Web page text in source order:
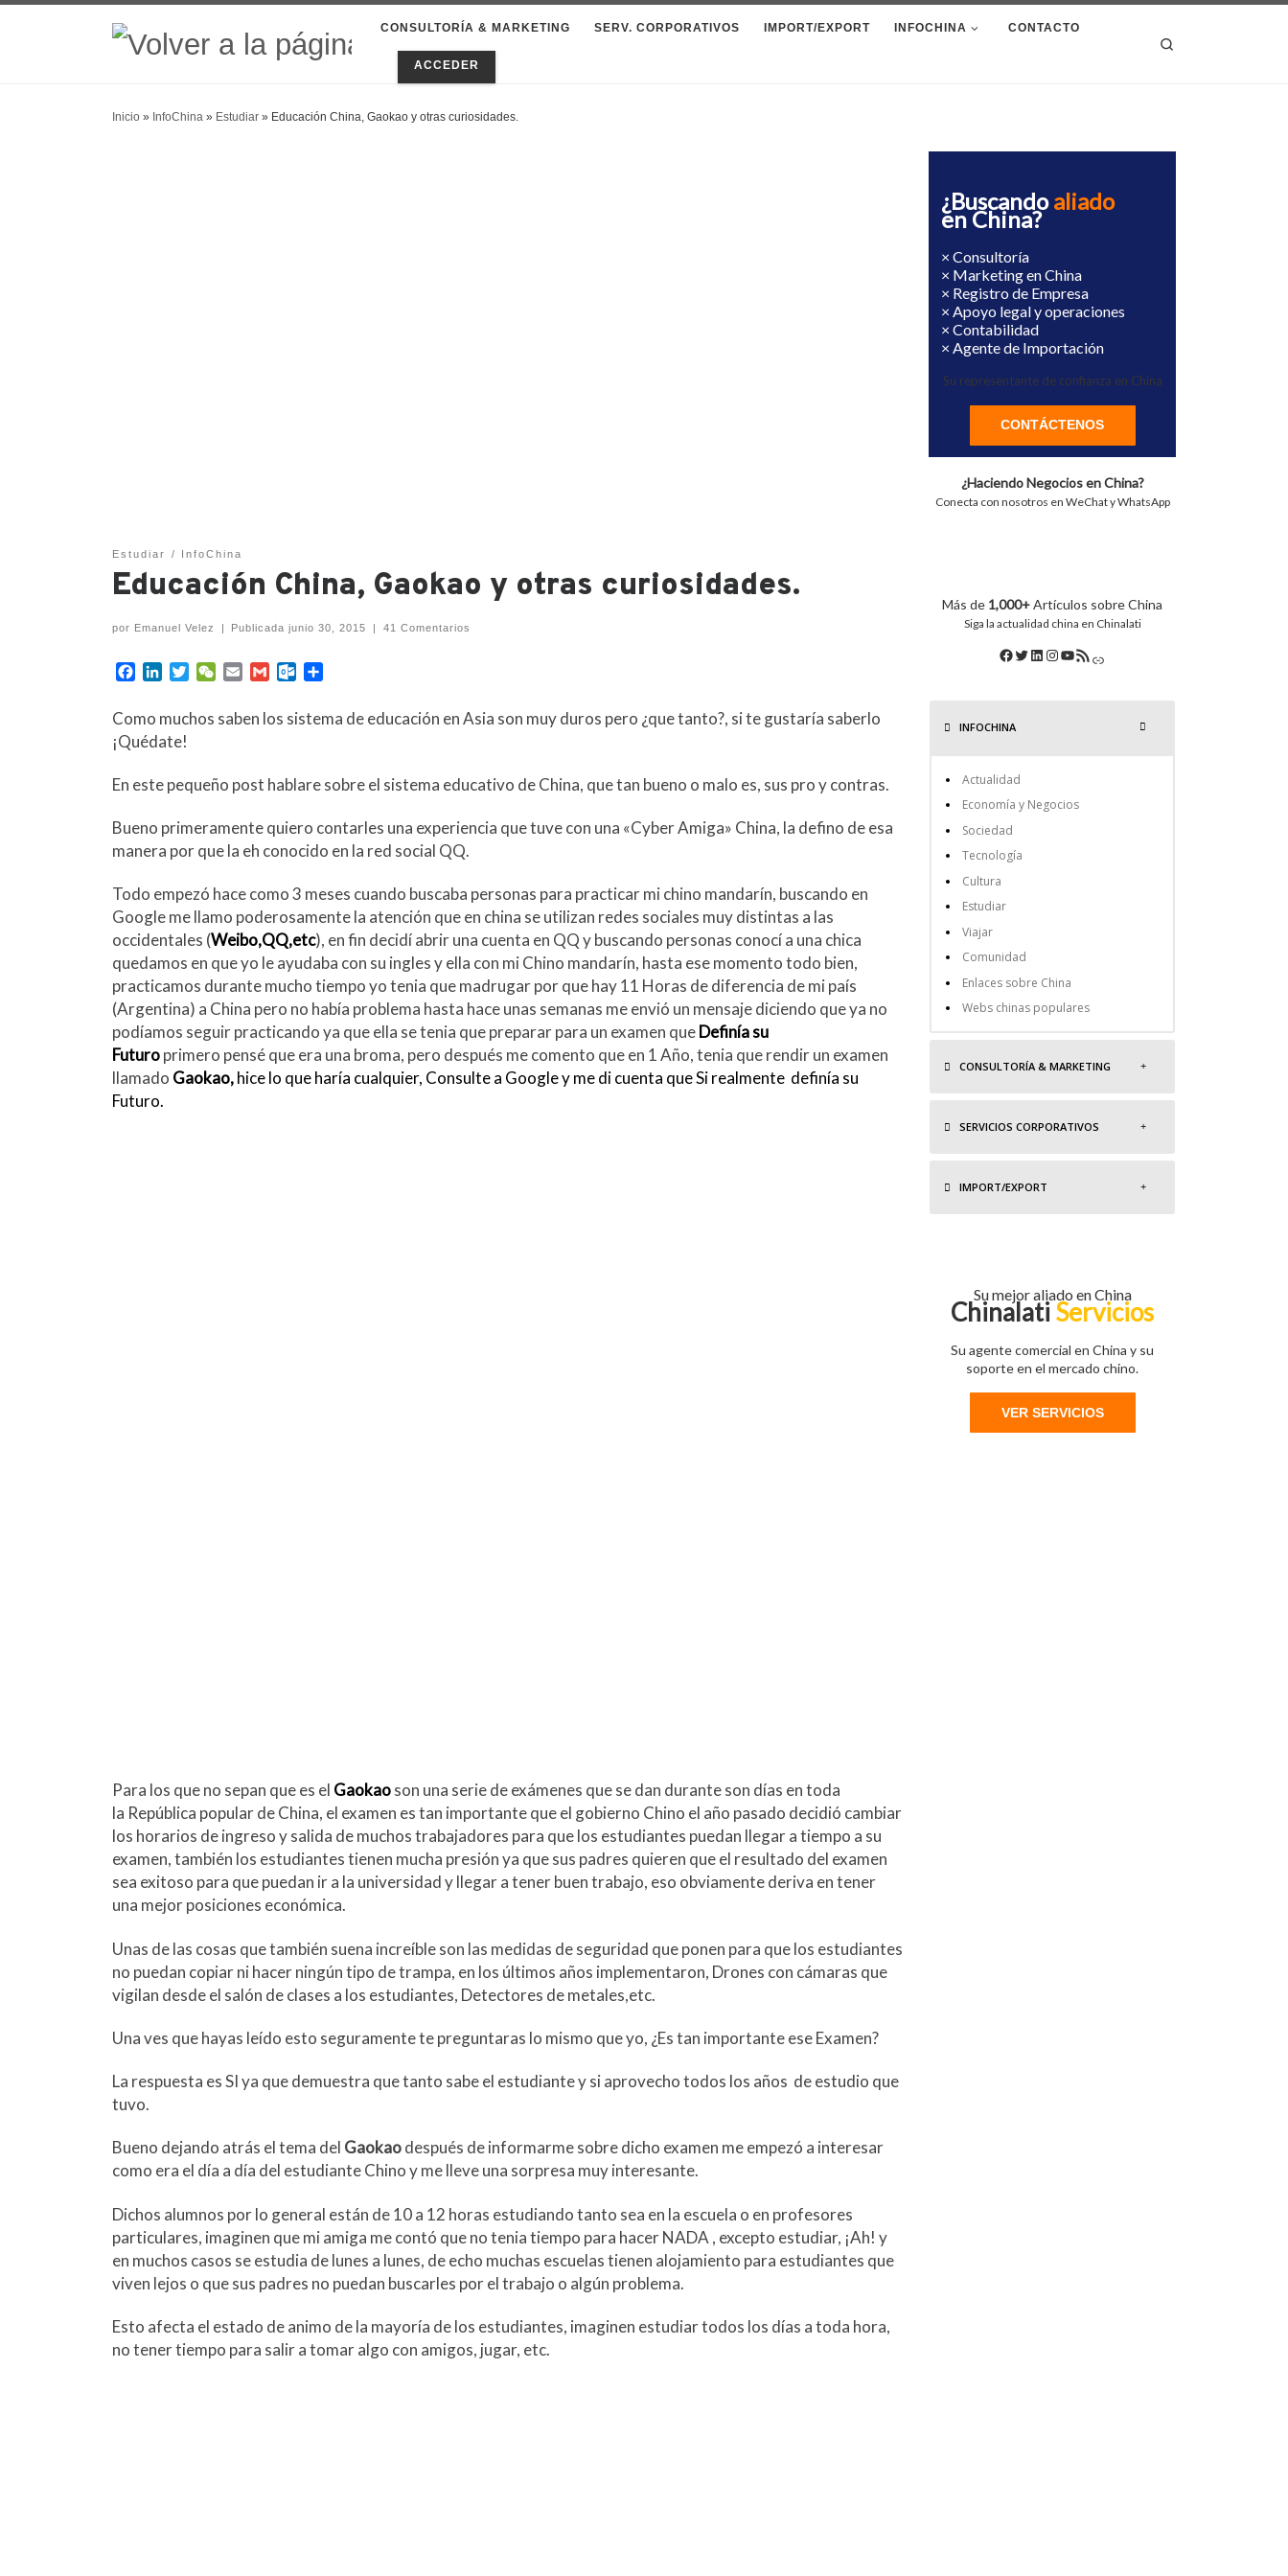
CONSULTORÍA & MARKETING SERV. CORPORATIVOS IMPORT/EXPORT INFOCHINA CONTACTO
ACCEDER
Inicio » InfoChina » Estudiar » Educación China, Gaokao y otras curiosidades.
Estudiar InfoChina
Educación China, Gaokao y otras curiosidades.
por Emanuel Velez | Publicadajunio 30, 2015 | 41 Comentarios
e
b
o
k
e
I
i
t
r
W
h
i
G
i
t
l
k
c
p
t
r
Como muchos saben los sistema de educación en Asia son muy duros pero ¿que tanto?, si te gustaría saberlo
¡Quédate!
En este pequeño post hablare sobre el sistema educativo de China, que tan bueno o malo es, sus pro y contras.
Bueno primeramente quiero contarles una experiencia que tuve con una «Cyber Amiga» China, la defino de esa
manera por que la eh conocido en la red social QQ.
Todo empezó hace como 3 meses cuando buscaba personas para practicar mi chino mandarín, buscando en
Google me llamo poderosamente la atención que en china se utilizan redes sociales muy distintas a las
occidentales (Weibo,QQ,etc), en fin decidí abrir una cuenta en QQ y buscando personas conocí a una chica
quedamos en que yo le ayudaba con su ingles y ella con mi Chino mandarín, hasta ese momento todo bien,
practicamos durante mucho tiempo yo tenia que madrugar por que hay 11 Horas de diferencia de mi país
(Argentina) a China pero no había problema hasta hace unas semanas me envió un mensaje diciendo que ya no
podíamos seguir practicando ya que ella se tenia que preparar para un examen queDefinía su
Futuroprimero pensé que era una broma, pero después me comento que en 1 Año, tenia que rendir un examen
llamado Gaokao,hice lo que haría cualquier, Consulte a Google y me di cuenta que Si realmente definía su
Futuro.
Para los que no sepan que es el Gaokaoson una serie de exámenes que se dan durante son días en toda
la República popular de China, el examen es tan importante que el gobierno Chino el año pasado decidió cambiar
los horarios de ingreso y salida de muchos trabajadores para que los estudiantes puedan llegar a tiempo a su
examen, también los estudiantes tienen mucha presión ya que sus padres quieren que el resultado del examen
sea exitoso para que puedan ir a la universidad y llegar a tener buen trabajo, eso obviamente deriva en tener
una mejor posiciones económica.
Unas de las cosas que también suena increíble son las medidas de seguridad que ponen para que los estudiantes
no puedan copiar ni hacer ningún tipo de trampa, en los últimos años implementaron, Drones con cámaras que
vigilan desde el salón de clases a los estudiantes, Detectores de metales,etc.
Una ves que hayas leído esto seguramente te preguntaras lo mismo que yo, ¿Es tan importante ese Examen?
La respuesta es SI ya que demuestra que tanto sabe el estudiante y si aprovecho todos los años de estudio que
tuvo.
Bueno dejando atrás el tema del Gaokaodespués de informarme sobre dicho examen me empezó a interesar
como era el día a día del estudiante Chino y me lleve una sorpresa muy interesante.
Dichos alumnos por lo general están de 10 a 12 horas estudiando tanto sea en la escuela o en profesores
particulares, imaginen que mi amiga me contó que no tenia tiempo para hacer NADA , excepto estudiar, ¡Ah! y
en muchos casos se estudia de lunes a lunes, de echo muchas escuelas tienen alojamiento para estudiantes que
viven lejos o que sus padres no puedan buscarles por el trabajo o algún problema.
Esto afecta el estado de animo de la mayoría de los estudiantes, imaginen estudiar todos los días a toda hora,
no tener tiempo para salir a tomar algo con amigos, jugar, etc.
¿Buscandoaliado
en China?
× Consultoría
× Marketing en China
× Registro de Empresa
× Apoyo legal y operaciones
× Contabilidad
× Agente de Importación
Su representante de confianza en China
CONTÁCTENOS
¿Haciendo Negocios en China?
Conecta con nosotros en WeChat y WhatsApp
Más de 1,000+Artículos sobre China
Siga la actualidad china en Chinalati
INFOCHINA
Actualidad
Economía y Negocios
Sociedad
Tecnología
Cultura
Estudiar
Viajar
Comunidad
Enlaces sobre China
Webs chinas populares
CONSULTORÍA & MARKETING
SERVICIOS CORPORATIVOS
IMPORT/EXPORT
Su mejor aliado en China
Chinalati Servicios
Su agente comercial en China y su
soporte en el mercado chino.
VER SERVICIOS